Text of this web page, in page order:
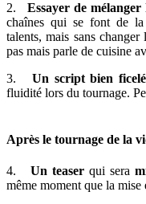
2.Essayer de
chaînes qui se font de la
talents, mais sans
pas mais parle de cuisine
3. Un script bien ficelé
fluidité lors du tournage.
Après le tournage de la
4. Un teaserqui sera
même moment que la